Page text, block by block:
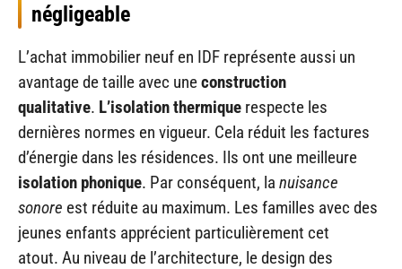
négligeable
L’achat immobilier neuf en IDF représente aussi un
avantage de taille avec uneconstruction
qualitative. L’isolation thermique respecte les
dernières normes en vigueur. Cela réduit les factures
d’énergie dans les résidences. Ils ont une meilleure
isolation phonique. Par conséquent, la nuisance
sonore est réduite au maximum. Les familles avec des
jeunes enfants apprécient particulièrement cet
atout. Au niveau de l’architecture, le design des